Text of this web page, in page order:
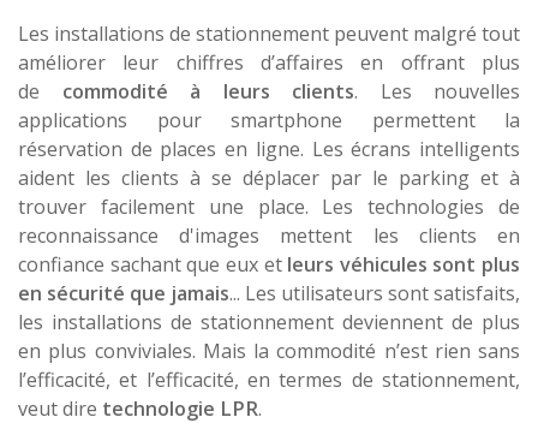
Les installations de stationnement peuvent malgré tout
améliorer leur chiffres d’affaires en offrant plus
de commodité à leurs clients. Les nouvelles
applications pour smartphone permettent la
réservation de places en ligne. Les écrans intelligents
aident les clients à se déplacer par le parking et à
trouver facilement une place. Les technologies de
reconnaissance d'images mettent les clients en
confiance sachant que eux etleurs véhicules sont plus
en sécurité que jamais... Les utilisateurs sont satisfaits,
les installations de stationnement deviennent de plus
en plus conviviales. Mais la commodité n’est rien sans
l’efficacité, et l’efficacité, en termes de stationnement,
veut dire technologie LPR.